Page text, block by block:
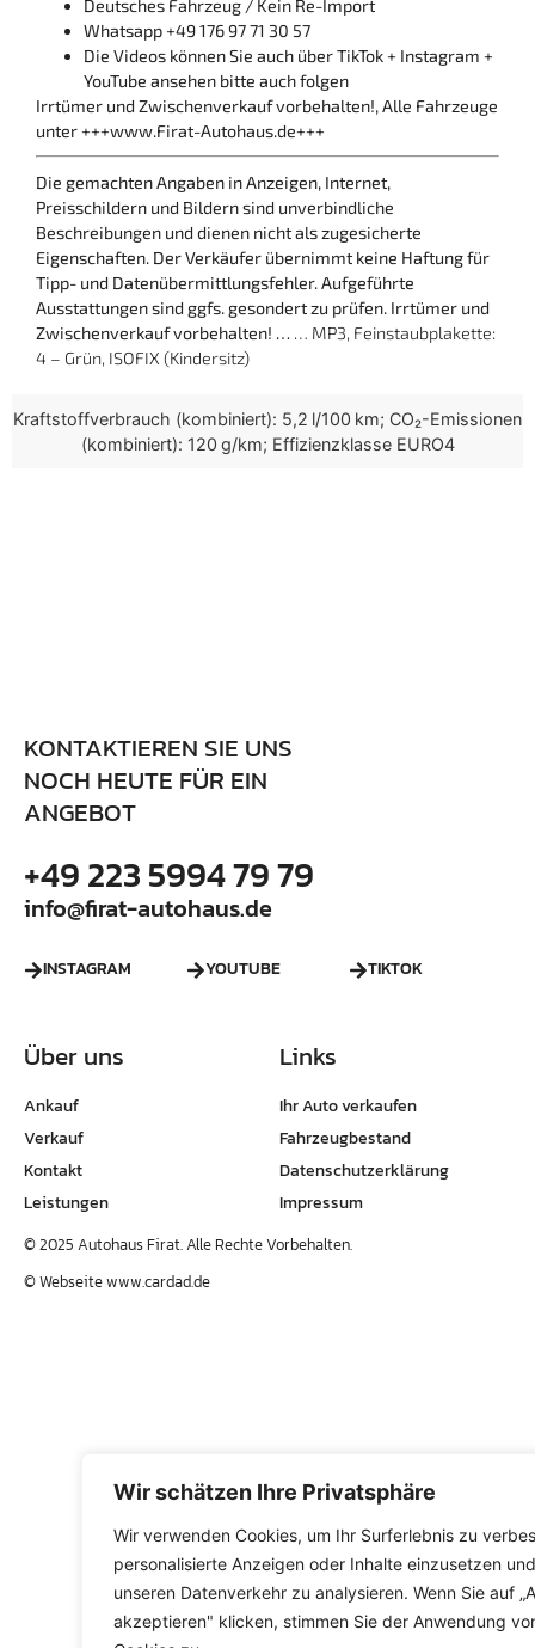
Wir schätzen Ihre Privatsphäre
Wir verwenden Cookies, um Ihr Surferlebnis zu
personalisierte Anzeigen oder Inhalte einzusetzen und
unseren Datenverkehr zu analysieren. Wenn Sie auf
akzeptieren" klicken, stimmen Sie der Anwendung
Deutsches Fahrzeug / Kein Re-Import
Whatsapp +49 176 97 71 30 57
Die Videos können Sie auch über TikTok + Instagram +
YouTube ansehen bitte auch folgen
Irrtümer und Zwischenverkauf vorbehalten!, Alle Fahrzeuge
unter +++www.Firat-Autohaus.de+++
Die gemachten Angaben in Anzeigen, Internet,
Preisschildern und Bildern sind unverbindliche
Beschreibungen und dienen nicht als zugesicherte
Eigenschaften. Der Verkäufer übernimmt keine Haftung für
Tipp- und Datenübermittlungsfehler. Aufgeführte
Ausstattungen sind ggfs. gesondert zu prüfen. Irrtümer und
Zwischenverkauf vorbehalten! … … MP3, Feinstaubplakette:
4 – Grün, ISOFIX (Kindersitz)
Kraftstoffverbrauch (kombiniert): 5,2 l/100 km; CO₂-Emissionen
(kombiniert): 120 g/km; Effizienzklasse EURO4
KONTAKTIEREN SIE UNS
NOCH HEUTE FÜR EIN
ANGEBOT
+49 223 5994 79 79
info@firat-autohaus.de
INSTAGRAM YOUTUBE TIKTOK
Über uns
Ankauf
Verkauf
Kontakt
Leistungen
Links
Ihr Auto verkaufen
Fahrzeugbestand
Datenschutzerklärung
Impressum
© 2025 Autohaus Firat. Alle Rechte Vorbehalten.
© Webseitewww.cardad.de